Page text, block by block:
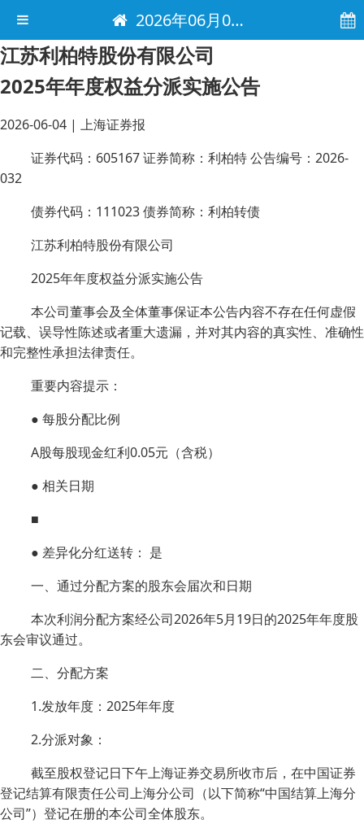
2026年06月04日 电子报
江苏利柏特股份有限公司
2025年年度权益分派实施公告
2026-06-04 | 上海证券报
证券代码：605167 证券简称：利柏特 公告编号：2026-
032
债券代码：111023 债券简称：利柏转债
江苏利柏特股份有限公司
2025年年度权益分派实施公告
本公司董事会及全体董事保证本公告内容不存在任何虚假
记载、误导性陈述或者重大遗漏，并对其内容的真实性、准确性
和完整性承担法律责任。
重要内容提示：
● 每股分配比例
A股每股现金红利0.05元（含税）
● 相关日期
■
● 差异化分红送转： 是
一、通过分配方案的股东会届次和日期
本次利润分配方案经公司2026年5月19日的2025年年度股
东会审议通过。
二、分配方案
1.发放年度：2025年年度
2.分派对象：
截至股权登记日下午上海证券交易所收市后，在中国证券
登记结算有限责任公司上海分公司（以下简称“中国结算上海分
公司”）登记在册的本公司全体股东。